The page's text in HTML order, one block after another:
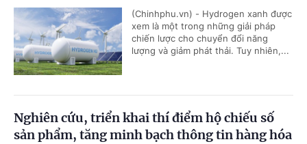
(Chinhphu.vn) - Hydrogen xanh được
xem là một trong những giải pháp
chiến lược cho chuyển đổi năng
lượng và giảm phát thải. Tuy nhiên,...
Nghiên cứu, triển khai thí điểm hộ chiếu số
sản phẩm, tăng minh bạch thông tin hàng hóa